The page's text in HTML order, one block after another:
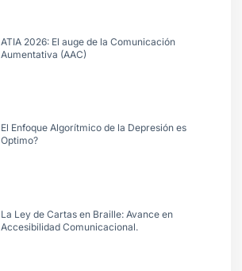
ATIA 2026: El auge de la Comunicación
Aumentativa (AAC)
El Enfoque Algorítmico de la Depresión es
Optimo?
La Ley de Cartas en Braille: Avance en
Accesibilidad Comunicacional.